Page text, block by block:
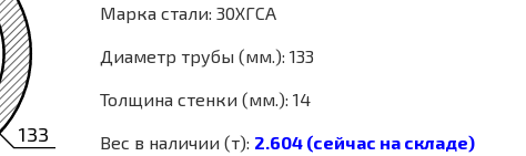
133
Марка стали: 30ХГСА
Диаметр трубы (мм.): 133
Толщина стенки (мм.): 14
Вес в наличии (т): 2.604 (сейчас на складе)